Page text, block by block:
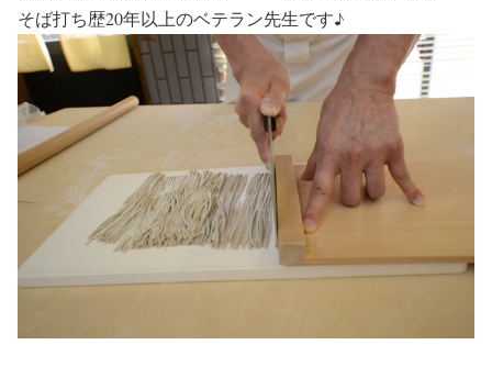
そば打ち歴20年以上のベテラン先生です♪